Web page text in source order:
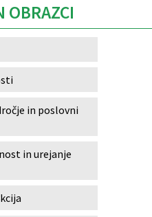
OBRAZCI
in poslovni
in urejanje